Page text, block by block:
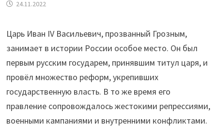
24.11.2022
Царь Иван IV Васильевич, прозванный Грозным,
занимает в истории России особое место. Он был
первым русским государем, принявшим титул царя, и
провёл множество реформ, укрепивших
государственную власть. В то же время его
правление сопровождалось жестокими репрессиями,
военными кампаниями и внутренними конфликтами.